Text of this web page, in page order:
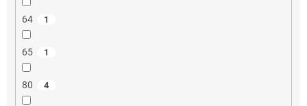
64 1
65 1
80 4